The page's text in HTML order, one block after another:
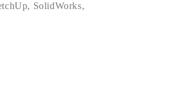
, SolidWorks,